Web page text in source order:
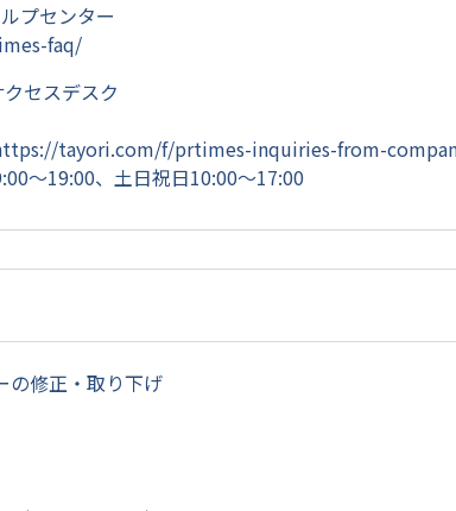
プセンター
faq/
セスデスク
tayori.com/f/prtimes-inquiries-from-
～19:00、土日祝日10:00～17:00
の修正・取り下げ